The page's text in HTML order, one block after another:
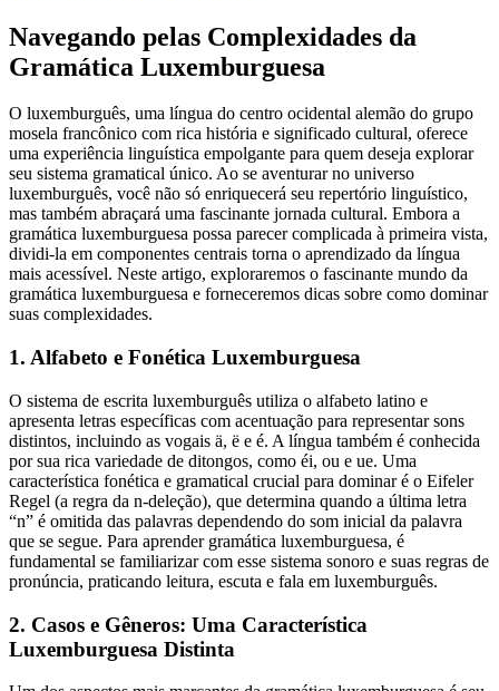
Navegando pelas Complexidades da
Gramática Luxemburguesa
O luxemburguês, uma língua do centro ocidental alemão do grupo
mosela francônico com rica história e significado cultural, oferece
uma experiência linguística empolgante para quem deseja explorar
seu sistema gramatical único. Ao se aventurar no universo
luxemburguês, você não só enriquecerá seu repertório linguístico,
mas também abraçará uma fascinante jornada cultural. Embora a
gramática luxemburguesa possa parecer complicada à primeira vista,
dividi-la em componentes centrais torna o aprendizado da língua
mais acessível. Neste artigo, exploraremos o fascinante mundo da
gramática luxemburguesa e forneceremos dicas sobre como dominar
suas complexidades.
1. Alfabeto e Fonética Luxemburguesa
O sistema de escrita luxemburguês utiliza o alfabeto latino e
apresenta letras específicas com acentuação para representar sons
distintos, incluindo as vogais ä, ë e é. A língua também é conhecida
por sua rica variedade de ditongos, como éi, ou e ue. Uma
característica fonética e gramatical crucial para dominar é o Eifeler
Regel (a regra da n-deleção), que determina quando a última letra
“n” é omitida das palavras dependendo do som inicial da palavra
que se segue. Para aprender gramática luxemburguesa, é
fundamental se familiarizar com esse sistema sonoro e suas regras de
pronúncia, praticando leitura, escuta e fala em luxemburguês.
2. Casos e Gêneros: Uma Característica
Luxemburguesa Distinta